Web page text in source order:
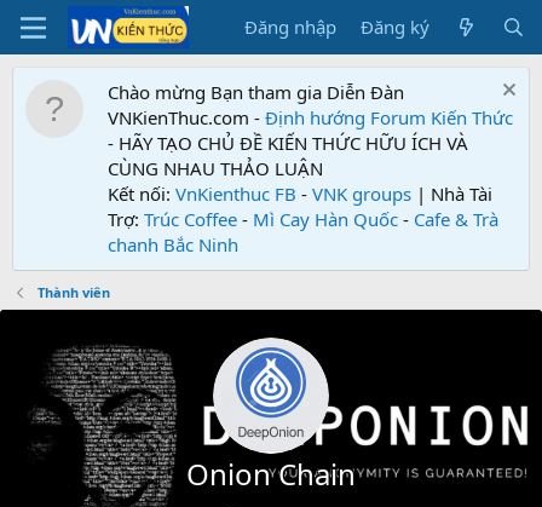
Đăng nhập Đăng ký
Chào mừng Bạn tham gia Diễn Đàn
VNKienThuc.com - Định hướng Forum Kiến Thức
- HÃY TẠO CHỦ ĐỀ KIẾN THỨC HỮU ÍCH VÀ
CÙNG NHAU THẢO LUẬN
Kết nối: VnKienthuc FB - VNK groups | Nhà Tài
Trợ: Trúc Coffee - Mì Cay Hàn Quốc - Cafe & Trà
chanh Bắc Ninh
Thành viên
Onion Chain